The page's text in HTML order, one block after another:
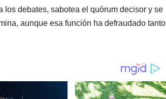
debates, sabotea el quórum decisor y se
aunque esa función ha defraudado tanto